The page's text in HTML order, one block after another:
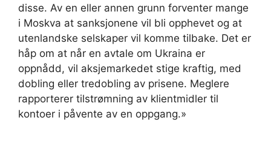
disse. Av en eller annen grunn forventer mange
i Moskva at sanksjonene vil bli opphevet og at
utenlandske selskaper vil komme tilbake. Det er
håp om at når en avtale om Ukraina er
oppnådd, vil aksjemarkedet stige kraftig, med
dobling eller tredobling av prisene. Meglere
rapporterer tilstrømning av klientmidler til
kontoer i påvente av en oppgang.»